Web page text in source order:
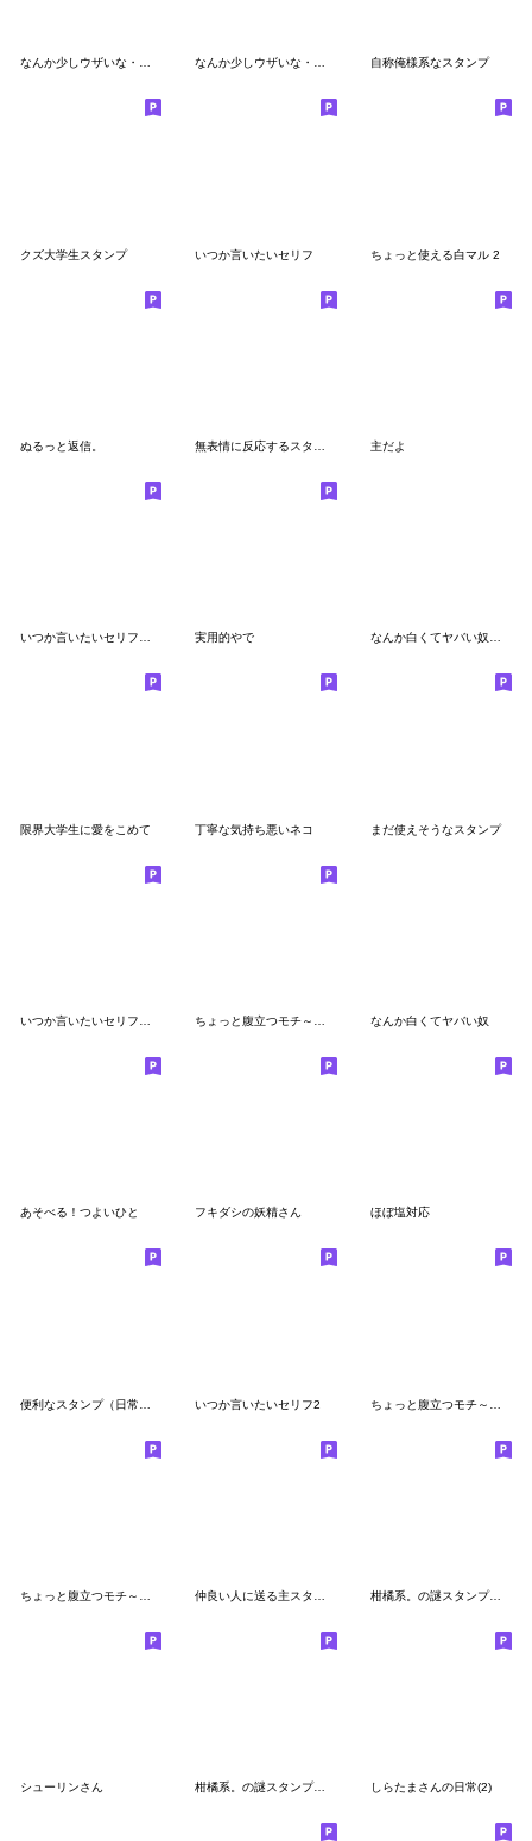
なんか少しウザいな・・・ 2 なんか少しウザいな・・・ 自称俺様系なスタンプ
クズ大学生スタンプ いつか言いたいセリフ ちょっと使える白マル 2
ぬるっと返信。 主だよ
いつか言いたいセリフ（最悪のダチ2） 実用的やで なんか白くてヤバい奴（イケメンに限る）
限界大学生に愛をこめて 丁寧な気持ち悪いネコ まだ使えそうなスタンプ
なんか白くてヤバい奴
あそべる！つよいひと フキダシの妖精さん ほぼ塩対応
いつか言いたいセリフ2
柑橘系。の謎スタンプ（4）
シューリンさん 柑橘系。の謎スタンプ（3） しらたまさんの日常(2)